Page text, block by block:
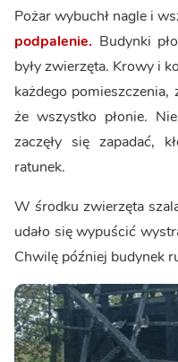
Pożar wybuchł nagle i
podpalenie. Budynki
były zwierzęta. Krowy i
każdego pomieszczenia,
że wszystko płonie.
zaczęły się zapadać,
ratunek.
W środku zwierzęta
udało się wypuścić
Chwilę później budynek